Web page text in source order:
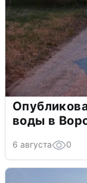
воды в
6 августа 0